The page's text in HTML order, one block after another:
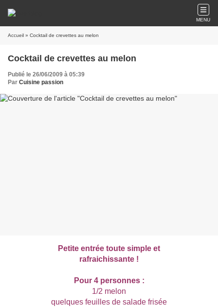
MENU
Accueil » Cocktail de crevettes au melon
Cocktail de crevettes au melon
Publié le 26/06/2009 à 05:39
Par Cuisine passion
Petite entrée toute simple et
rafraichissante !
Pour 4 personnes :
1/2 melon
quelques feuilles de salade frisée